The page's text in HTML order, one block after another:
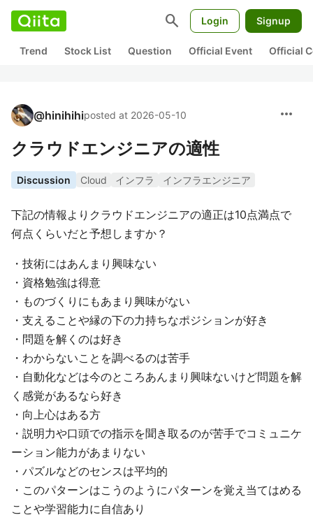
search Login Signup
Trend Stock List Question Official Event Official
@hinihihiposted at 2026-05-10 more_horiz
クラウドエンジニアの適性
Discussion Cloud インフラ インフラエンジニア
下記の情報よりクラウドエンジニアの適正は10点満点で
何点くらいだと予想しますか？
・技術にはあんまり興味ない
・資格勉強は得意
・ものづくりにもあまり興味がない
・支えることや縁の下の力持ちなポジションが好き
・問題を解くのは好き
・わからないことを調べるのは苦手
・自動化などは今のところあんまり興味ないけど問題を解
く感覚があるなら好き
・向上心はある方
・説明力や口頭での指示を聞き取るのが苦手でコミュニケ
ーション能力があまりない
・パズルなどのセンスは平均的
・このパターンはこうのようにパターンを覚え当てはめる
ことや学習能力に自信あり